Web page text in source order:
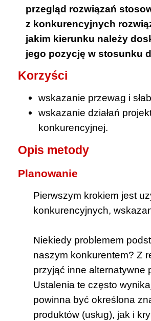
przegląd rozwiązań
z konkurencyjnych
jakim kierunku należy
jego pozycję w stosunku
Korzyści
wskazanie przewag i
wskazanie działań
konkurencyjnej.
Opis metody
Planowanie
Pierwszym krokiem jest
konkurencyjnych,
Niekiedy problemem
naszym konkurentem? Z
przyjąć inne alternatywne
Ustalenia te często
powinna być określona
produktów (usług), jak i